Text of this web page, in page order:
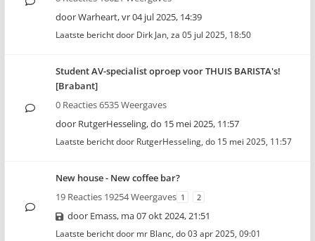
doorWarheart,vr 04 jul 2025, 14:39
Laatste bericht door Dirk Jan, za 05 jul 2025, 18:50
Student AV-specialist oproep voor THUIS BARISTA's!
[Brabant]
0 Reacties 6535 Weergaves
door RutgerHesseling,do 15 mei 2025, 11:57
Laatste bericht door RutgerHesseling, do 15 mei 2025, 11:57
New house - New coffee bar?
19 Reacties 19254 Weergaves 1 2
door Emass, ma 07 okt 2024, 21:51
Laatste bericht door mr Blanc, do 03 apr 2025, 09:01